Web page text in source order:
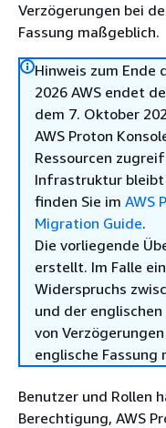
Verzögerungen bei
Fassung maßgeblich.
Hinweis zum Ende
2026 AWS endet
dem 7. Oktober
AWS Proton
Ressourcen
Infrastruktur
finden Sie im AWS
Migration Guide.
Die vorliegende
erstellt. Im Falle
Widerspruchs
und der
von
englische Fassung
Benutzer und Rollen
Berechtigung, AWS